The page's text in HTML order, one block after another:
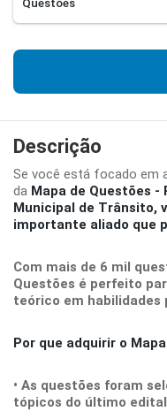
Descrição
Se você está focado em
da Mapa de Questões -
Municipal de Trânsito,
importante aliado que
Com mais de 6 mil
Questões é perfeito
teórico em habilidades
Por que adquirir o
• As questões foram
tópicos do último